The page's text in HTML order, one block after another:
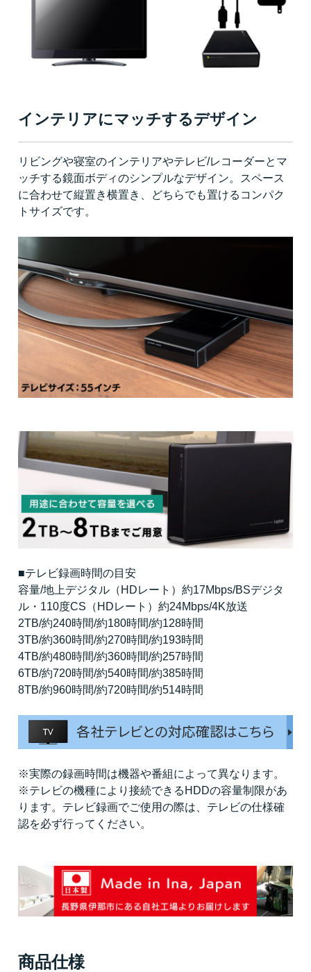
インテリアにマッチするデザイン
リビングや寝室のインテリアやテレビ/レコーダーとマ
ッチする鏡面ボディのシンプルなデザイン。スペース
に合わせて縦置き横置き、どちらでも置けるコンパク
トサイズです。
■テレビ録画時間の目安
容量/地上デジタル（HDレート）約17Mbps/BSデジタ
ル・110度CS（HDレート）約24Mbps/4K放送
2TB/約240時間/約180時間/約128時間
3TB/約360時間/約270時間/約193時間
4TB/約480時間/約360時間/約257時間
6TB/約720時間/約540時間/約385時間
8TB/約960時間/約720時間/約514時間
※実際の録画時間は機器や番組によって異なります。
※テレビの機種により接続できるHDDの容量制限があ
ります。テレビ録画でご使用の際は、テレビの仕様確
認を必ず行ってください。
商品仕様